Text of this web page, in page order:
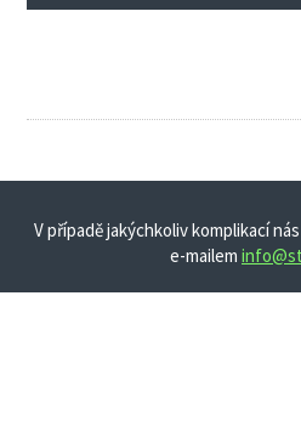
V případě jakýchkoliv komplikací
e-mailem